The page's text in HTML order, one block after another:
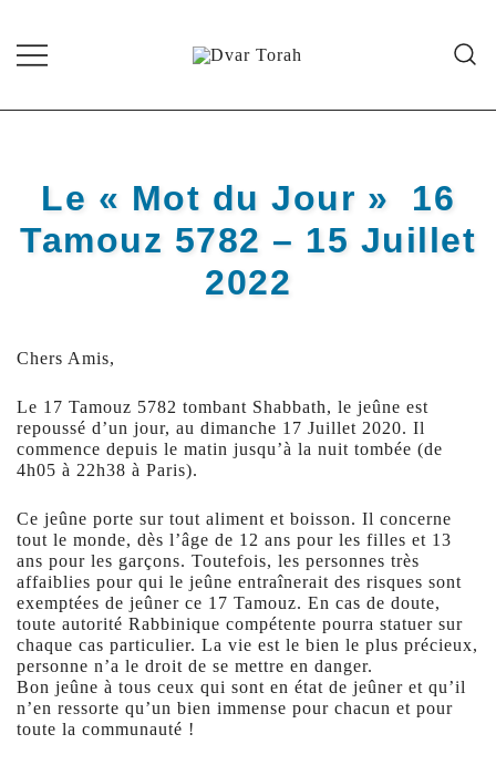
content
Le « Mot du Jour » 16
Tamouz 5782 – 15 Juillet
2022
Chers Amis,
Le 17 Tamouz 5782 tombant Shabbath, le jeûne est
repoussé d’un jour, au dimanche 17 Juillet 2020. Il
commence depuis le matin jusqu’à la nuit tombée (de
4h05 à 22h38 à Paris).
Ce jeûne porte sur tout aliment et boisson. Il concerne
tout le monde, dès l’âge de 12 ans pour les filles et 13
ans pour les garçons. Toutefois, les personnes très
affaiblies pour qui le jeûne entraînerait des risques sont
exemptées de jeûner ce 17 Tamouz. En cas de doute,
toute autorité Rabbinique compétente pourra statuer sur
chaque cas particulier. La vie est le bien le plus précieux,
personne n’a le droit de se mettre en danger.
Bon jeûne à tous ceux qui sont en état de jeûner et qu’il
n’en ressorte qu’un bien immense pour chacun et pour
toute la communauté !